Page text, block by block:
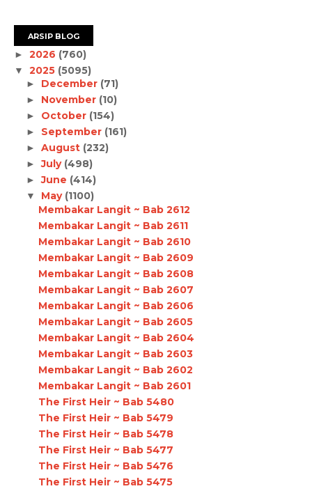
ARSIP BLOG
► 2026 (760)
▼ 2025 (5095)
► December (71)
► November (10)
► October (154)
► September (161)
► August (232)
►July (498)
►June (414)
▼ May (1100)
Membakar Langit ~ Bab 2612
Membakar Langit ~ Bab 2611
Membakar Langit ~ Bab 2610
Membakar Langit ~ Bab 2609
Membakar Langit ~ Bab 2608
Membakar Langit ~ Bab 2607
Membakar Langit ~ Bab 2606
Membakar Langit ~ Bab 2605
Membakar Langit ~ Bab 2604
Membakar Langit ~ Bab 2603
Membakar Langit ~ Bab 2602
Membakar Langit ~ Bab 2601
The First Heir ~ Bab 5480
The First Heir ~ Bab 5479
The First Heir ~ Bab 5478
The First Heir ~ Bab 5477
The First Heir ~ Bab 5476
The First Heir ~ Bab 5475